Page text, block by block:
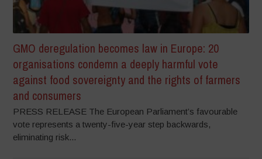
GMO deregulation becomes law in Europe: 20
organisations condemn a deeply harmful vote
against food sovereignty and the rights of farmers
and consumers
PRESS RELEASE The European Parliament’s favourable
vote represents a twenty-five-year step backwards,
eliminating risk...